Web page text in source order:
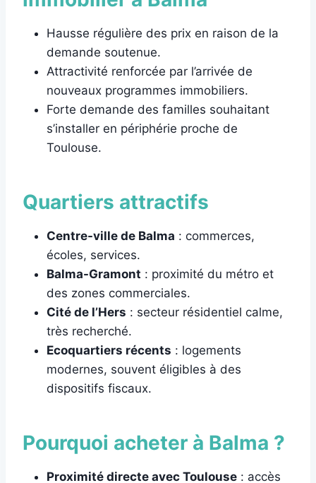
Hausse régulière des prix en raison de la
demande soutenue.
Attractivité renforcée par l’arrivée de
nouveaux programmes immobiliers.
Forte demande des familles souhaitant
s’installer en périphérie proche de
Toulouse.
Quartiers attractifs
Centre-ville de Balma : commerces,
écoles, services.
Balma-Gramont : proximité du métro et
des zones commerciales.
Cité de l’Hers : secteur résidentiel calme,
très recherché.
Ecoquartiers récents : logements
modernes, souvent éligibles à des
dispositifs fiscaux.
Pourquoi acheter à Balma ?
Proximité directe avec Toulouse : accès